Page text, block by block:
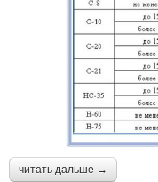
читать дальше →